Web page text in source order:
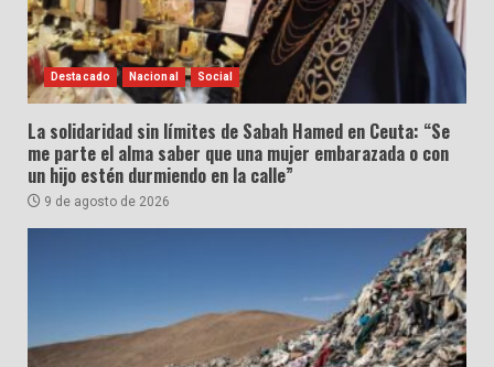
Destacado Nacional Social
La solidaridad sin límites de Sabah Hamed en Ceuta: “Se
me parte el alma saber que una mujer embarazada o con
un hijo estén durmiendo en la calle”
9 de agosto de 2026